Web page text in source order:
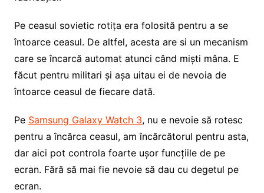
Pe ceasul sovietic rotița era folosită pentru a se
întoarce ceasul. De altfel, acesta are si un mecanism
care se încarcă automat atunci când miști mâna. E
făcut pentru militari și așa uitau ei de nevoia de
întoarce ceasul de fiecare dată.
Pe Samsung Galaxy Watch 3, nu e nevoie să rotesc
pentru a încărca ceasul, am încărcătorul pentru asta,
dar aici pot controla foarte ușor funcțiile de pe
ecran. Fără să mai fie nevoie să dau cu degetul pe
ecran.